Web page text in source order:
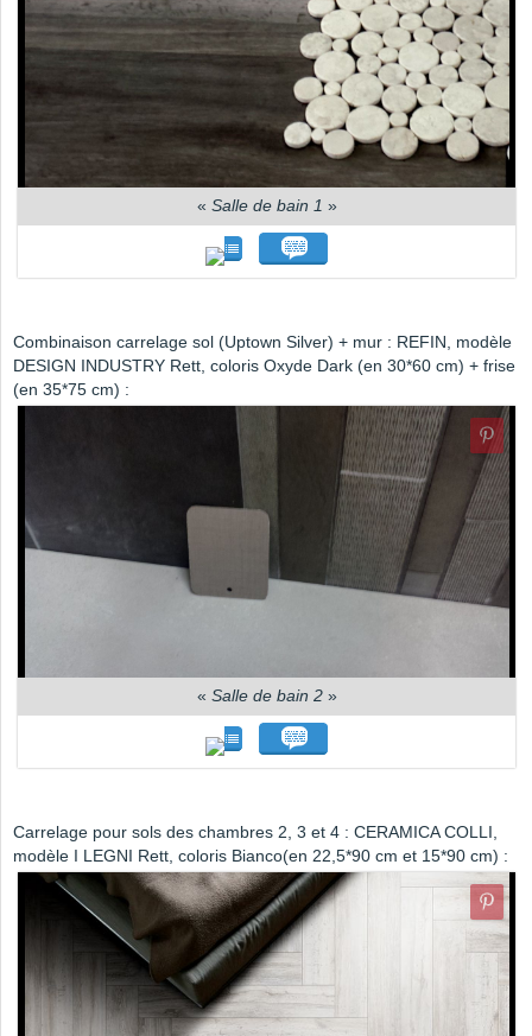
« Salle de bain 1 »
Combinaison carrelage sol (Uptown Silver) + mur : REFIN, modèle
DESIGN INDUSTRY Rett, coloris Oxyde Dark (en 30*60 cm) + frise
(en 35*75 cm) :
« Salle de bain 2»
Carrelage pour sols des chambres 2, 3 et 4 : CERAMICA COLLI,
modèle I LEGNI Rett, coloris Bianco(en 22,5*90 cm et 15*90 cm) :